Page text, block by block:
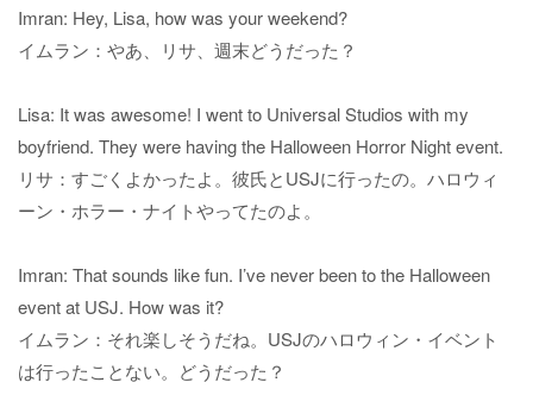
Imran: Hey, Lisa, how was your weekend?
イムラン：やあ、リサ、週末どうだった？
Lisa: It was awesome! I went to Universal Studios with my
boyfriend. They were having the Halloween Horror Night event.
リサ：すごくよかったよ。彼氏とUSJに行ったの。ハロウィ
ーン・ホラー・ナイトやってたのよ。
Imran: That sounds like fun. I’ve never been to the Halloween
event at USJ. How was it?
イムラン：それ楽しそうだね。USJのハロウィン・イベント
は行ったことない。どうだった？